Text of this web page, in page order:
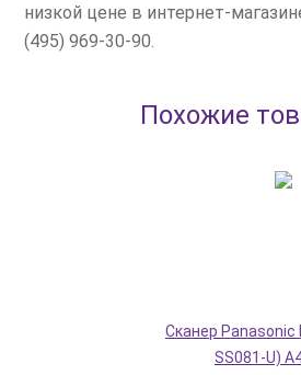
низкой цене в интернет-
(495) 969-30-90.
Похожие
Сканер Panasonic
SS081-U)